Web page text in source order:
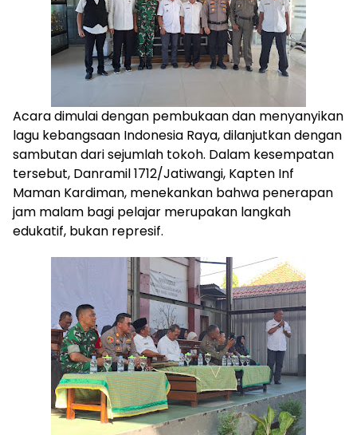
Acara dimulai dengan pembukaan dan menyanyikan
lagu kebangsaan Indonesia Raya, dilanjutkan dengan
sambutan dari sejumlah tokoh. Dalam kesempatan
tersebut, Danramil 1712/Jatiwangi, Kapten Inf
Maman Kardiman, menekankan bahwa penerapan
jam malam bagi pelajar merupakan langkah
edukatif, bukan represif.